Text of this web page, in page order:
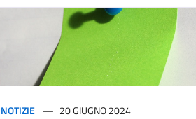
NOTIZIE 20 GIUGNO 2024